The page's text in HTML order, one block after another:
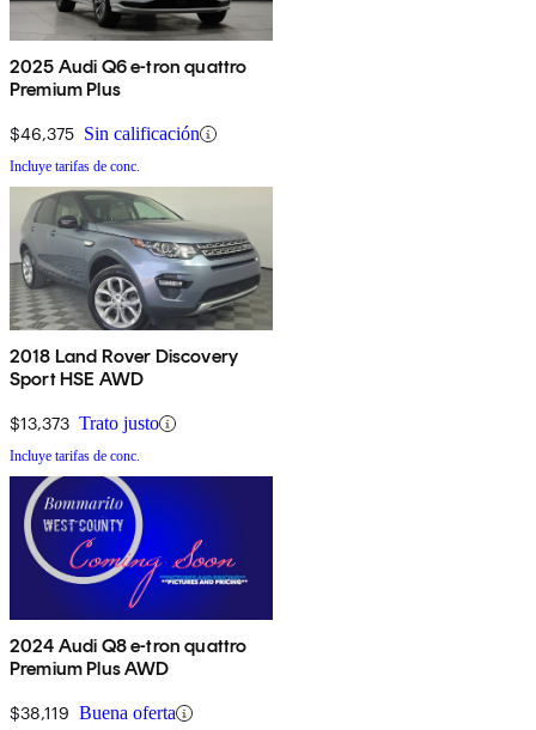
2025 Audi Q6 e-tron quattro
Premium Plus
$46,375 Sin calificación
Incluye tarifas de conc.
2018 Land Rover Discovery
Sport HSE AWD
$13,373 Trato justo
Incluye tarifas de conc.
2024 Audi Q8 e-tron quattro
Premium Plus AWD
$38,119 Buena oferta